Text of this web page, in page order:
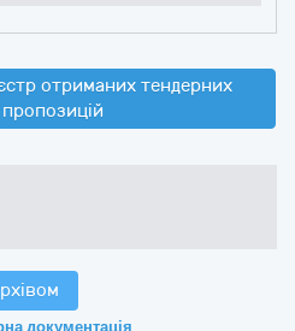
отриманих тендерних
пропозицій
документація